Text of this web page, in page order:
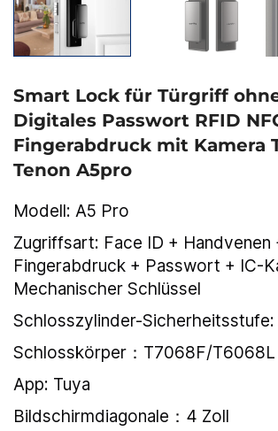
Smart Lock für Türgriff
Digitales Passwort RFID
Fingerabdruck mit Kamera
Tenon A5pro
Modell: A5 Pro
Zugriffsart: Face ID + Handvenen
Fingerabdruck + Passwort + IC-
Mechanischer Schlüssel
Schlosszylinder-Sicherheitsstufe:
Schlosskörper：T7068F/T6068L
App: Tuya
Bildschirmdiagonale：4 Zoll